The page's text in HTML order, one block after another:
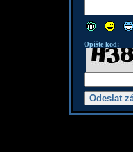
Opište kod: